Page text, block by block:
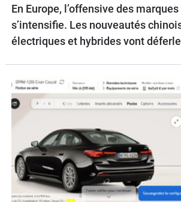
En Europe, l’offensive des
s’intensifie. Les nouveautés
électriques et hybrides vont